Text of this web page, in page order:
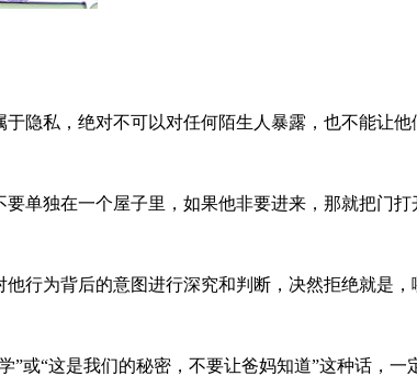
隐私，绝对不可以对任何陌生人暴露，也不能让他
单独在一个屋子里，如果他非要进来，那就把门打
行为背后的意图进行深究和判断，决然拒绝就是，
”或“这是我们的秘密，不要让爸妈知道”这种话，